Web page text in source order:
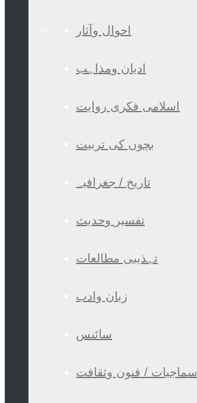
احوال وآثار
ادیان ومذاہب
اسلامی فکری روایت
بچوں کی تربیت
تاریخ / جغرافیہ
تفسیر وحدیث
تہذیبی مطالعات
زبان وادب
سائنس
سماجیات / فنون وثقافت